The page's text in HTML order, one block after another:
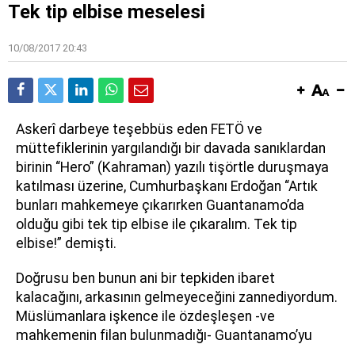
Tek tip elbise meselesi
10/08/2017 20:43
Askerî darbeye teşebbüs eden FETÖ ve
müttefiklerinin yargılandığı bir davada sanıklardan
birinin “Hero” (Kahraman) yazılı tişörtle duruşmaya
katılması üzerine, Cumhurbaşkanı Erdoğan “Artık
bunları mahkemeye çıkarırken Guantanamo’da
olduğu gibi tek tip elbise ile çıkaralım. Tek tip
elbise!” demişti.
Doğrusu ben bunun ani bir tepkiden ibaret
kalacağını, arkasının gelmeyeceğini zannediyordum.
Müslümanlara işkence ile özdeşleşen -ve
mahkemenin filan bulunmadığı- Guantanamo’yu